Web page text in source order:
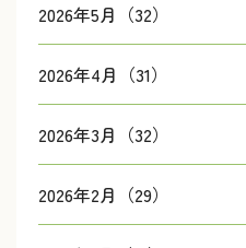
2026年5月（32）
2026年4月（31）
2026年3月（32）
2026年2月（29）